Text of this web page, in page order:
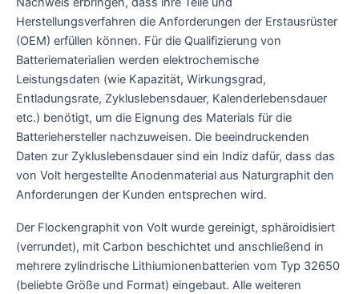
Herstellungsverfahren die Anforderungen der Erstausrüster
(OEM) erfüllen können. Für die Qualifizierung von
Batteriematerialien werden elektrochemische
Leistungsdaten (wie Kapazität, Wirkungsgrad,
Entladungsrate, Zykluslebensdauer, Kalenderlebensdauer
etc.) benötigt, um die Eignung des Materials für die
Batteriehersteller nachzuweisen. Die beeindruckenden
Daten zur Zykluslebensdauer sind ein Indiz dafür, dass das
von Volt hergestellte Anodenmaterial aus Naturgraphit den
Anforderungen der Kunden entsprechen wird.
Der Flockengraphit von Volt wurde gereinigt, sphäroidisiert
(verrundet), mit Carbon beschichtet und anschließend in
mehrere zylindrische Lithiumionenbatterien vom Typ 32650
(beliebte Größe und Format) eingebaut. Alle weiteren